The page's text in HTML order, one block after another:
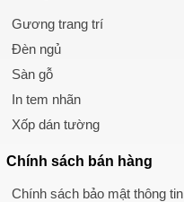
Gương trang trí
Đèn ngủ
Sàn gỗ
In tem nhãn
Xốp dán tường
Chính sách bán hàng
Chính sách bảo mật thông tin